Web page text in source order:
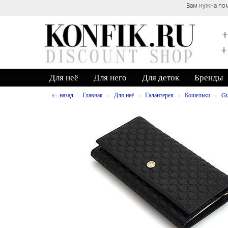
Вам нужна
Для неё Для него Для деток Бренды
← назад Главная Для неё Галантерея Кошельки